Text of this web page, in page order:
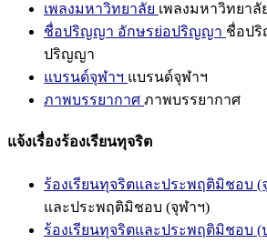
เพลงมหาวิทยาลัย เพลงมหาวิทยาลั
ชื่อปริญญา อักษรย่อปริญญา ชื่อป
ปริญญา
แบรนด์จุฬาฯ แบรนด์จุฬาฯ
ภาพบรรยากาศ ภาพบรรยากาศ
แจ้งเรื่องร้องเรียนทุจริต
ร้องเรียนทุจริตและประพฤติมิชอบ (
และประพฤติมิชอบ (จุฬาฯ)
ร้องเรียนทุจริตและประพฤติมิชอบ (